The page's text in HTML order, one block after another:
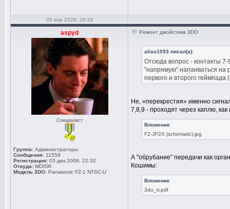
05 апр 2026, 20:26
aspyd
Специалист
Группа: Администраторы
Сообщения: 11559
Регистрация: 03 дек 2009, 22:32
Откуда: MO/DK
Модель 3DO: Panasonic FZ-1 NTSC-U
Ремонт джойстика 3DO
alias1093 писал(а):
Отсюда вопрос - контакты
"напрямую" напаиваться на
первого и второго геймпада
Не, «перекрестия» именно
7,8,9 - проходят через каплю,
Вложение
FZ-JP2X (schematic).jpg
А "обрубание" передачи как
Кошимы:
Вложение
3do_tr.pdf